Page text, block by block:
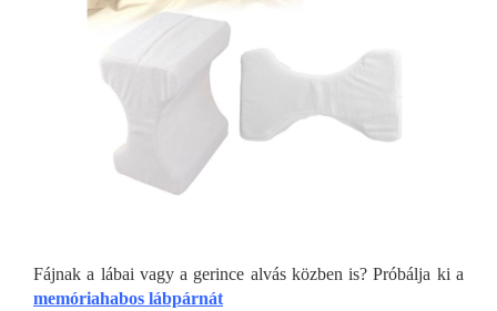
Fájnak a lábai vagy a gerince alvás közben is? Próbálja ki a
memóriahabos lábpárnát